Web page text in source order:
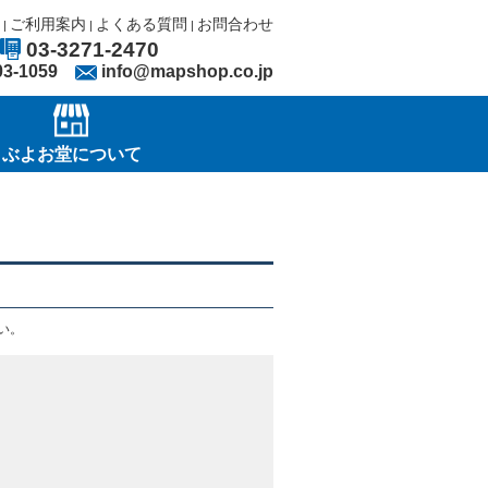
| ご利用案内 | よくある質問 | お問合わせ
03-3271-2470
1059 info@mapshop.co.jp
ぶよお堂について
。